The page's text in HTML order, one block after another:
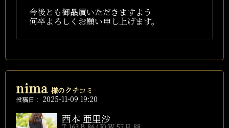
今後とも御贔屓いただきますよう
何卒よろしくお願い申し上げます。
nima 様のクチコミ
投稿日： 2025-11-09 19:20
西本 亜里沙